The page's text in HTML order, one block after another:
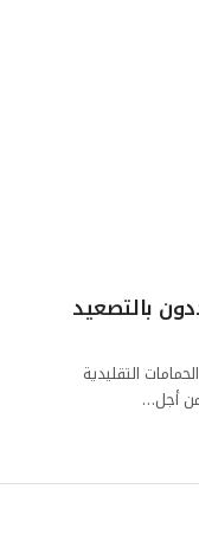
بالتصعيد
التقليدية
من أجل…